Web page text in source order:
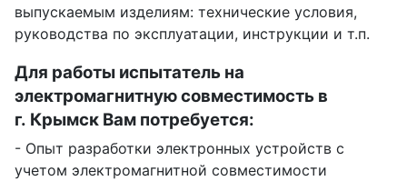
выпускаемым изделиям: технические условия,
руководства по эксплуатации, инструкции и т.п.
Для работы испытатель на
электромагнитную совместимость в
г. Крымск Вам потребуется:
- Опыт разработки электронных устройств с
учетом электромагнитной совместимости